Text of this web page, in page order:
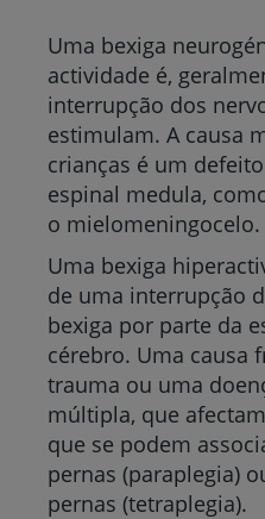
Uma bexiga
actividade é,
interrupção dos
estimulam. A causa
crianças é um
espinal medula,
o mielomeningocelo.
Uma bexiga
de uma interrupção
bexiga por parte da
cérebro. Uma causa
trauma ou uma
múltipla, que
que se podem
pernas (paraplegia)
pernas (tetraplegia).